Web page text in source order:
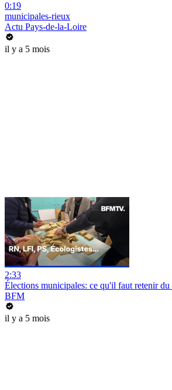
0:19
municipales-rieux
Actu Pays-de-la-Loire
il y a 5 mois
2:33
Élections municipales: ce qu'il faut retenir
BFM
il y a 5 mois